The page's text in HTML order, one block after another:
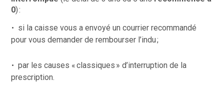
0) :
si la caisse vous a envoyé un courrier recommandé
pour vous demander de rembourser l’indu ;
par les causes « classiques » d’interruption de la
prescription.